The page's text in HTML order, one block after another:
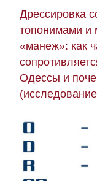
Дрессировка
топонимами и
«манеж»: как
Одессы и